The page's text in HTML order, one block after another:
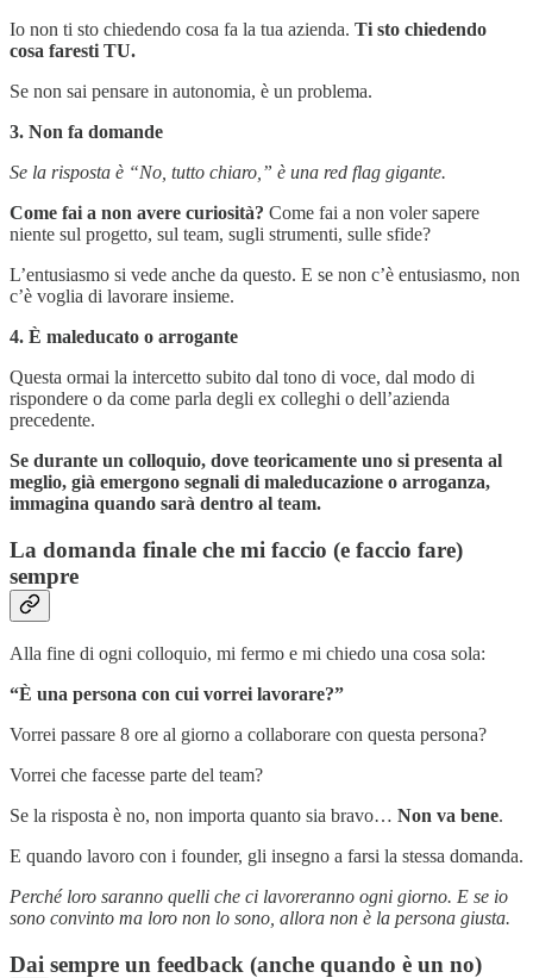
Io non ti sto chiedendo cosa fa la tua azienda. Ti sto chiedendo
cosa faresti TU.
Se non sai pensare in autonomia, è un problema.
3. Non fa domande
Se la risposta è “No, tutto chiaro,” è una red flag gigante.
Come fai a non avere curiosità? Come fai a non voler sapere
niente sul progetto, sul team, sugli strumenti, sulle sfide?
L’entusiasmo si vede anche da questo. E se non c’è entusiasmo, non
c’è voglia di lavorare insieme.
4. È maleducato o arrogante
Questa ormai la intercetto subito dal tono di voce, dal modo di
rispondere o da come parla degli ex colleghi o dell’azienda
precedente.
Se durante un colloquio, dove teoricamente uno si presenta al
meglio, già emergono segnali di maleducazione o arroganza,
immagina quando sarà dentro al team.
La domanda finale che mi faccio (e faccio fare)
sempre
Alla fine di ogni colloquio, mi fermo e mi chiedo una cosa sola:
“È una persona con cui vorrei lavorare?”
Vorrei passare 8 ore al giorno a collaborare con questa persona?
Vorrei che facesse parte del team?
Se la risposta è no, non importa quanto sia bravo… Non va bene.
E quando lavoro con i founder, gli insegno a farsi la stessa domanda.
Perché loro saranno quelli che ci lavoreranno ogni giorno. E se io
sono convinto ma loro non lo sono, allora non è la persona giusta.
Dai sempre un feedback (anche quando è un no)